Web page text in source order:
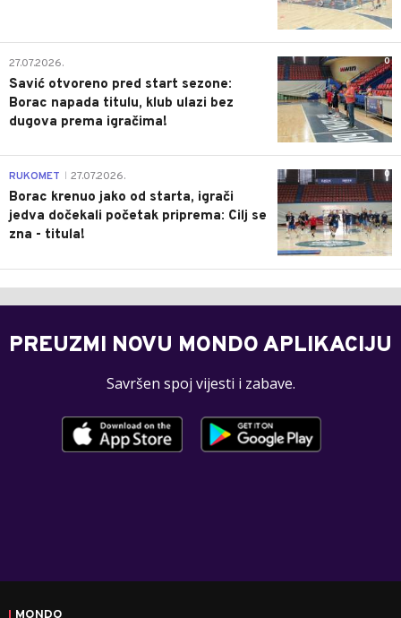
0
27.07.2026.
Savić otvoreno pred start sezone:
Borac napada titulu, klub ulazi bez
dugova prema igračima!
0
RUKOMET 27.07.2026.
Borac krenuo jako od starta, igrači
jedva dočekali početak priprema: Cilj se
zna - titula!
PREUZMI NOVU MONDO APLIKACIJU
Savršen spoj vijesti i zabave.
MONDO